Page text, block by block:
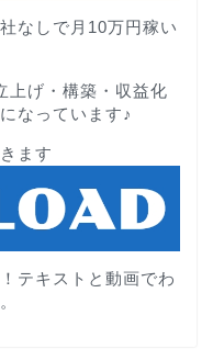
なしで月10万円稼い
上げ・構築・収益化
なっています♪
ます
テキストと動画でわ